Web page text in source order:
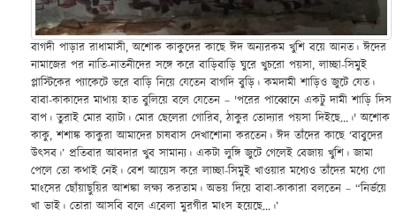
বাগদী পাড়ার রাধামাসী, অশোক কাকুদের কাছে ঈদ অন্যরকম খুশি বয়ে আনত। ঈদের
নামাজের পর নাতি-নাতনীদের সঙ্গে করে বাড়িবাড়ি ঘুরে খুচরো পয়সা, লাচ্ছা-সিমুই
প্লাস্টিকের প্যাকেটে ভরে বাড়ি নিয়ে যেতেন বাগদি বুড়ি। কমদামী শাড়িও জুটে যেত।
বাবা-কাকাদের মাথায় হাত বুলিয়ে বলে যেতেন – 'পরের পাব্বোনে একটু দামী শাড়ি দিস
বাপ। তুরাই মোর ব্যাটা। মোর ছেলেরা গোরিব, ঠাকুর তোদ্যার পয়সা দিইছে...।' অশোক
কাকু, শশাঙ্ক কাকুরা আমাদের চাষবাস দেখাশোনা করতেন। ঈদ তাঁদের কাছে ‘বাবুদের
উৎসব।’ প্রতিবার আবদার খুব সামান্য। একটা লুঙ্গি জুটে গেলেই বেজায় খুশি। জামা
পেলে তো কথাই নেই। বেশ আয়েস করে লাচ্ছা-সিমুই খাওয়ার মধ্যেও তাঁদের মধ্যে গো
মাংসের ছোঁয়াছুয়ির আশঙ্কা লক্ষ্য করতাম। অভয় দিয়ে বাবা-কাকারা বলতেন – “নির্ভয়ে
খা ভাই। তোরা আসবি বলে এবেলা মুরগীর মাংস হয়েছে...।’